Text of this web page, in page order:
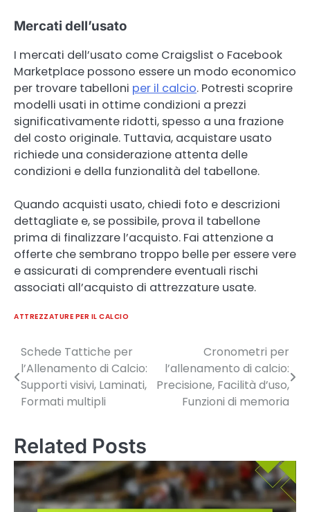
Mercati dell’usato
I mercati dell’usato come Craigslist o Facebook
Marketplace possono essere un modo economico
per trovare tabelloni per il calcio. Potresti scoprire
modelli usati in ottime condizioni a prezzi
significativamente ridotti, spesso a una frazione
del costo originale. Tuttavia, acquistare usato
richiede una considerazione attenta delle
condizioni e della funzionalità del tabellone.
Quando acquisti usato, chiedi foto e descrizioni
dettagliate e, se possibile, prova il tabellone
prima di finalizzare l’acquisto. Fai attenzione a
offerte che sembrano troppo belle per essere vere
e assicurati di comprendere eventuali rischi
associati all’acquisto di attrezzature usate.
ATTREZZATURE PER IL CALCIO
Post
navigation
Schede Tattiche per
l’Allenamento di Calcio:
Supporti visivi, Laminati,
Formati multipli
Cronometri per
l’allenamento di calcio:
Precisione, Facilità d’uso,
Funzioni di memoria
Related Posts